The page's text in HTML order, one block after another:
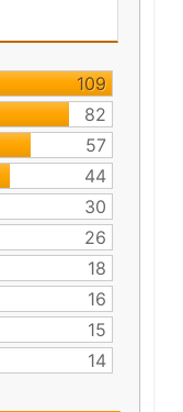
109
82
57
44
30
26
18
16
15
14